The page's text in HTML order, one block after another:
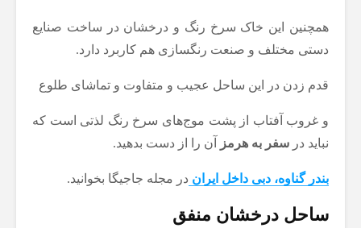
همچنین این خاک سرخ رنگ و درخشان در ساخت صنایع
دستی مختلف و صنعت رنگسازی هم کاربرد دارد.
قدم زدن در این ساحل عجیب و متفاوت و تماشای طلوع
و غروب آفتاب از پشت موج‌های سرخ رنگ لذتی است که
نباید در سفر به هرمز آن را از دست بدهید.
بندر گناوه، دبی داخل ایران در مجله جاجیگا بخوانید.
ساحل درخشان منفق